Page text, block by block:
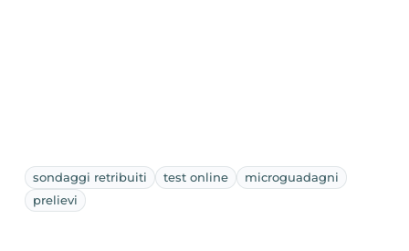
sondaggi retribuiti test online
microguadagni
prelievi